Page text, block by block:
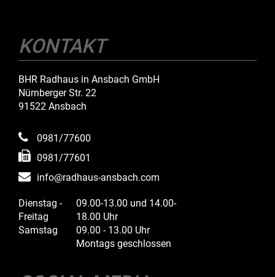
KONTAKT
BHR Radhaus in Ansbach GmbH
Nürnberger Str. 22
91522 Ansbach
0981/77600
0981/77601
info@radhaus-ansbach.com
Dienstag -
Freitag
09.00-13.00 und 14.00-
18.00 Uhr
Samstag
09.00 - 13.00 Uhr
Montags geschlossen